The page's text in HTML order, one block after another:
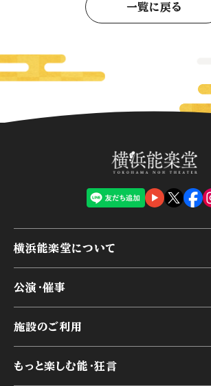
一覧に戻る
横浜能楽堂について
横浜能楽堂が取り組んだ事業
能舞台の歴史と特徴
様々なお客様に向けて
公演・催事
アーカイブ
施設のご利用
もっと楽しむ能・狂言